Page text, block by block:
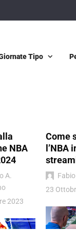
Tipo
NBA
A.
2023
Come
l’NBA
23